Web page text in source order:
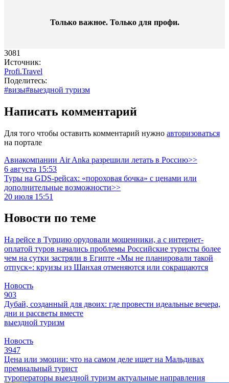
Только важное. Только для профи.​
3081
Источник:
Profi.Travel
Поделитесь:
#визы#выездной туризм
Написать комментарий
Для того чтобы оставить комментарий нужно авторизоваться
на портале
Авиакомпании Air Anka разрешили летать в Россию>>
6 августа 15:53
Туры на GDS-рейсах: «пороховая бочка» с ценами или
дополнительные возможности>>
20 июля 15:51
Новости по теме
На рейсе в Турцию орудовали мошенники, а с интернет-
оплатой туров начались проблемы Российские туристы более
чем на сутки застряли в Египте «Мы не планировали такой
отпуск»: круизы из Шанхая отменяются или сокращаются
Новость
903
Дубай, созданный для двоих: где провести идеальные вечера,
дни и рассветы вместе
выездной туризм
Новость
3947
Цена или эмоции: что на самом деле ищет на Мальдивах
премиальный турист
туроператоры выездной туризм актуальные направления